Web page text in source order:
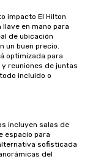
impacto El Hilton
en mano para
de ubicación
un buen precio.
optimizada para
reuniones de juntas
incluido o
incluyen salas de
espacio para
sofisticada
del